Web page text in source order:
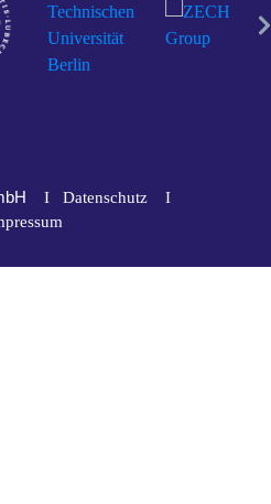
I DatenschutzI